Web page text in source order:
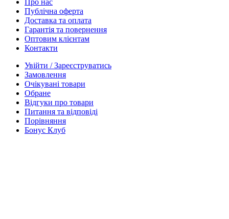
Про нас
Публічна оферта
Доставка та оплата
Гарантія та повернення
Оптовим клієнтам
Контакти
Увійти / Зареєструватись
Замовлення
Очікувані товари
Обране
Відгуки про товари
Питання та відповіді
Порівняння
Бонус Клуб